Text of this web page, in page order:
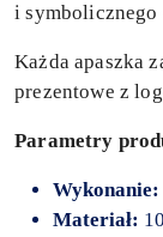
i symbolicznego
Każda apaszka
prezentowe z
Parametry
Wykonanie:
Materiał: